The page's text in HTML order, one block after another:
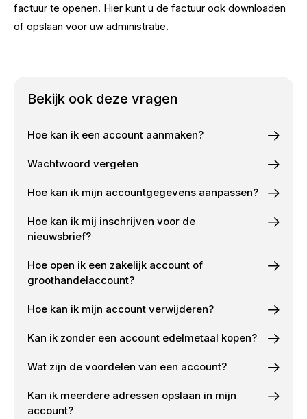
factuur te openen. Hier kunt u de factuur ook downloaden
of opslaan voor uw administratie.
Bekijk ook deze vragen
Hoe kan ik een account aanmaken?
Wachtwoord vergeten
Hoe kan ik mijn accountgegevens aanpassen?
Hoe kan ik mij inschrijven voor de
nieuwsbrief?
Hoe open ik een zakelijk account of
groothandelaccount?
Hoe kan ik mijn account verwijderen?
Kan ik zonder een account edelmetaal kopen?
Wat zijn de voordelen van een account?
Kan ik meerdere adressen opslaan in mijn
account?